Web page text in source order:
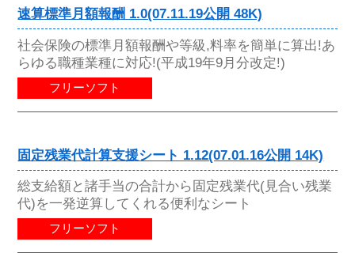
速算標準月額報酬 1.0(07.11.19公開 48K)
社会保険の標準月額報酬や等級,料率を簡単に算出!あ
らゆる職種業種に対応!(平成19年9月分改定!)
フリーソフト
固定残業代計算支援シート 1.12(07.01.16公開 14K)
総支給額と諸手当の合計から固定残業代(見合い残業
代)を一発逆算してくれる便利なシート
フリーソフト